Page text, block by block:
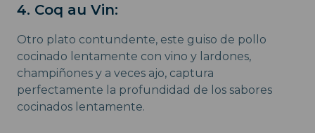
4. Coq au Vin:
Otro plato contundente, este guiso de pollo
cocinado lentamente con vino y lardones,
champiñones y a veces ajo, captura
perfectamente la profundidad de los sabores
cocinados lentamente.